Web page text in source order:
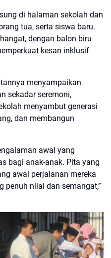
di halaman sekolah dan
tua, serta siswa baru.
dengan balon biru
kesan inklusif
menyampaikan
sekadar seremoni,
menyambut generasi
dan membangun
awal yang
bagi anak-anak. Pita yang
awal perjalanan mereka
penuh nilai dan semangat,”